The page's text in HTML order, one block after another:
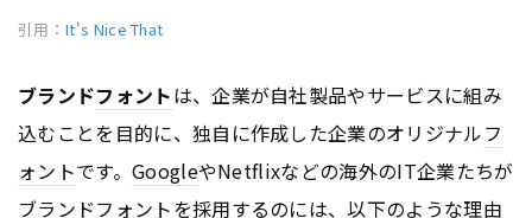
引用： It's Nice That
ブランドフォントは、企業が自社製品やサービスに組み
込むことを目的に、独自に作成した企業のオリジナルフ
ォントです。 GoogleやNetflixなどの海外のIT企業たちが
ブランドフォントを採用するのには、以下のような理由